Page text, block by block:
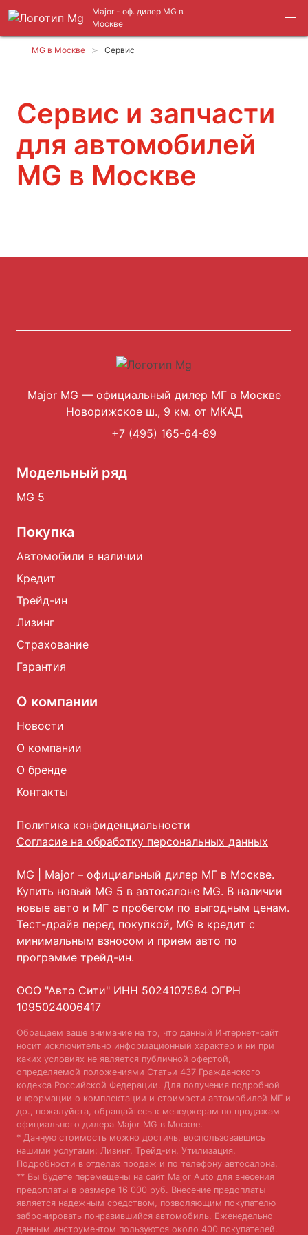
Major - оф. дилер MG в
Москве
MG в Москве Сервис
Сервис и запчасти
для автомобилей
MG в Москве
Major MG — официальный дилер МГ в Москве
Новорижское ш., 9 км. от МКАД
+7 (495) 165-64-89
Модельный ряд
MG 5
Покупка
Автомобили в наличии
Кредит
Трейд-ин
Лизинг
Страхование
Гарантия
О компании
Новости
О компании
О бренде
Контакты
Политика конфиденциальности
Согласие на обработку персональных данных
MG | Major – официальный дилер МГ в Москве.
Купить новый MG 5 в автосалоне MG. В наличии
новые авто и МГ с пробегом по выгодным ценам.
Тест-драйв перед покупкой, MG в кредит с
минимальным взносом и прием авто по
программе трейд-ин.
ООО "Авто Сити" ИНН 5024107584 ОГРН
1095024006417
Обращаем ваше внимание на то, что данный Интернет-сайт
носит исключительно информационный характер и ни при
каких условиях не является публичной офертой,
определяемой положениями Статьи 437 Гражданского
кодекса Российской Федерации. Для получения подробной
информации о комплектации и стоимости автомобилей МГ и
др., пожалуйста, обращайтесь к менеджерам по продажам
официального дилера Major MG в Москве.
* Данную стоимость можно достичь, воспользовавшись
нашими услугами: Лизинг, Трейд-ин, Утилизация.
Подробности в отделах продаж и по телефону автосалона.
** Вы будете перемещены на сайт Major Auto для внесения
предоплаты в размере 16 000 руб. Внесение предоплаты
является надежным средством, позволяющим покупателю
забронировать понравившийся автомобиль. Еженедельно
данным инструментом пользуются около 400 покупателей.